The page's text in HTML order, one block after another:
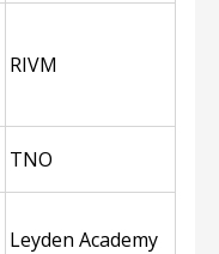
RIVM
TNO
Leyden Academy